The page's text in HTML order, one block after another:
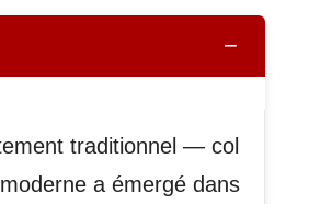
−
traditionnel — col
a émergé dans